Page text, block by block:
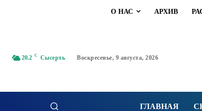
О НАС АРХИВ
20.2 C Сысерть Воскресенье, 9 августа, 2026
ГЛАВНАЯ